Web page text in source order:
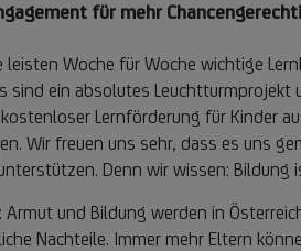
für mehr
leisten Woche für Woche wichtige
sind ein absolutes
Lernförderung für Kinder
Wir freuen uns sehr, dass es uns
Denn wir wissen:
Armut und Bildung werden in
Nachteile. Immer mehr Eltern